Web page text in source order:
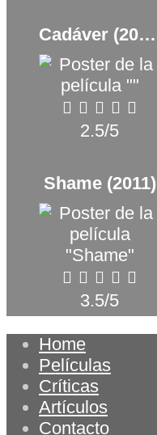
Cadáver (2018)
2.5/5
Shame (2011)
3.5/5
Home
Películas
Críticas
Artículos
Contacto